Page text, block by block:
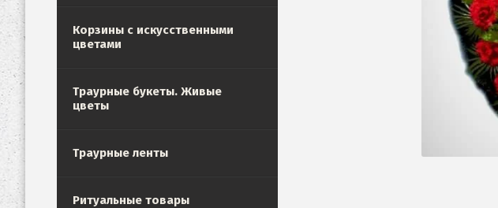
Корзины с искусственными
цветами
Траурные букеты. Живые
цветы
Траурные ленты
Ритуальные товары